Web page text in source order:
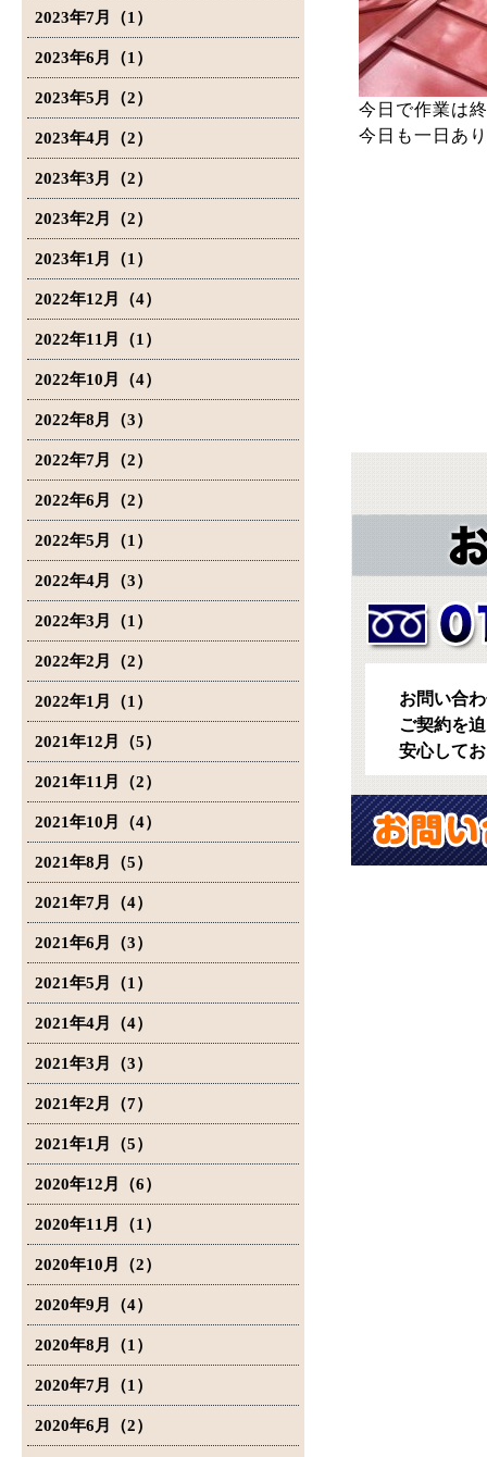
2023年7月（1）
2023年6月（1）
2023年5月（2）
2023年4月（2）
2023年3月（2）
2023年2月（2）
2023年1月（1）
2022年12月（4）
2022年11月（1）
2022年10月（4）
2022年8月（3）
2022年7月（2）
2022年6月（2）
2022年5月（1）
2022年4月（3）
2022年3月（1）
2022年2月（2）
2022年1月（1）
2021年12月（5）
2021年11月（2）
2021年10月（4）
2021年8月（5）
2021年7月（4）
2021年6月（3）
2021年5月（1）
2021年4月（4）
2021年3月（3）
2021年2月（7）
2021年1月（5）
2020年12月（6）
2020年11月（1）
2020年10月（2）
2020年9月（4）
2020年8月（1）
2020年7月（1）
2020年6月（2）
今日で作業は
今日も一日あ
お問い合
ご契約を
安心して